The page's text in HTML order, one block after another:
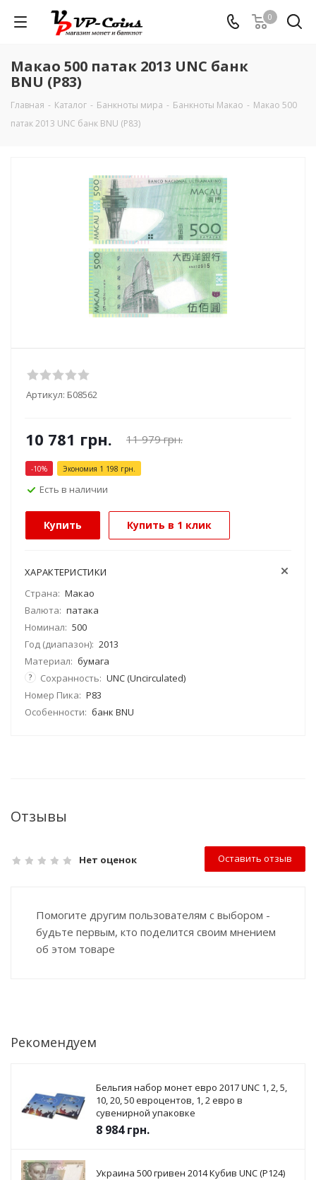
0
Макао 500 патак 2013 UNC банк
BNU (P83)
Главная - Каталог - Банкноты мира - Банкноты Макао - Макао 500
патак 2013 UNC банк BNU (P83)
Артикул: Б08562
10 781 грн. 11 979грн.
-10% Экономия 1 198 грн.
Есть в наличии
Купить Купить в 1 клик
ХАРАКТЕРИСТИКИ
Страна: Макао
Валюта: патака
Номинал: 500
Год (диапазон): 2013
Материал: бумага
? Сохранность: UNC (Uncirculated)
Номер Пика: P83
Особенности: банк BNU
Отзывы
Нет оценок Оставить отзыв
Помогите другим пользователям с выбором -
будьте первым, кто поделится своим мнением
об этом товаре
Рекомендуем
Бельгия набор монет евро 2017 UNC 1, 2, 5,
10, 20, 50 евроцентов, 1, 2 евро в
сувенирной упаковке
8 984грн.
Украина 500 гривен 2014 Кубив UNC (P124)